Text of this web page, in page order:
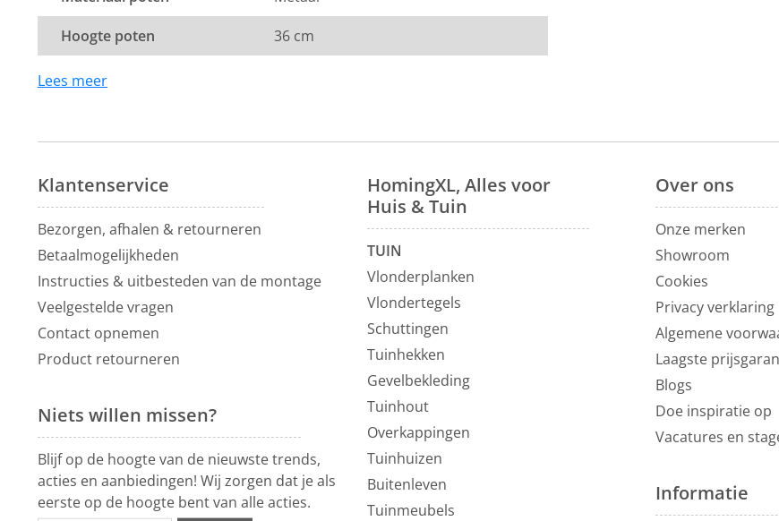
Dit product valt onder de categorieeetkamerbanken recht
profiteer je altijd van de laagste prijsgarantie op al onzeeetkamerbanken.
Voor meer inspiratie kun je ook terecht in onze
Hoogte poten
36 cm
Lees meer
Klantenservice
Bezorgen, afhalen & retourneren
Betaalmogelijkheden
Instructies & uitbesteden van de montage
Veelgestelde vragen
Contact opnemen
Product retourneren
Niets willen missen?
Blijf op de hoogte van de nieuwste trends,
acties en aanbiedingen! Wij zorgen dat je als
eerste op de hoogte bent van alle acties.
HomingXL, Alles voor
Huis & Tuin
TUIN
Vlonderplanken
Vlondertegels
Schuttingen
Tuinhekken
Gevelbekleding
Tuinhout
Overkappingen
Tuinhuizen
Buitenleven
Tuinmeubels
Over ons
Onze merken
Showroom
Cookies
Privacy verklaring
Algemene
Laagste
Blogs
Doe inspiratie op
Vacatures en
Informatie